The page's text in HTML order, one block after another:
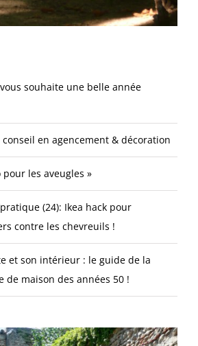
souhaite une belle année
conseil en agencement & décoration
pour les aveugles »
(24): Ikea hack pour
contre les chevreuils !
et son intérieur : le guide de la
de maison des années 50 !